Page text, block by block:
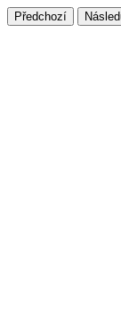
Předchozí